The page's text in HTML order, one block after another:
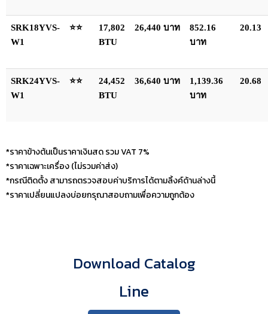
SRK18YVS-
W1
⭐⭐
17,802
BTU
26,440 บาท
852.16
บาท
20.13
SRK24YVS-
W1
⭐⭐
24,452
BTU
36,640 บาท
1,139.36
บาท
20.68
*ราคาข้างต้นเป็นราคาเงินสด รวม VAT 7%
*ราคาเฉพาะเครื่อง (ไม่รวมค่าส่ง)
*กรณีติดตั้ง สามารถตรวจสอบค่าบริการได้ตามลิ้งค์ด้านล่างนี้
*ราคาเปลี่ยนแปลงบ่อยกรุณาสอบถามเพื่อความถูกต้อง
Download Catalog
Line